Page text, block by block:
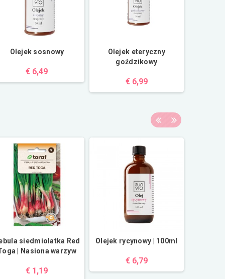
Olejek sosnowy
€ 6,49
Olejek eteryczny
goździkowy
€ 6,99
siedmiolatka Red
| Nasiona warzyw
€ 1,19
Olejek rycynowy | 100ml
€ 6,79